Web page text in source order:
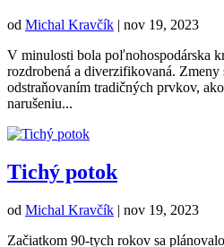
od Michal Kravčík | nov 19, 2023
V minulosti bola poľnohospodárska
rozdrobená a diverzifikovaná. Zmeny
odstraňovaním tradičných prvkov,
narušeniu...
Tichý potok
od Michal Kravčík | nov 19, 2023
Začiatkom 90-tych rokov sa